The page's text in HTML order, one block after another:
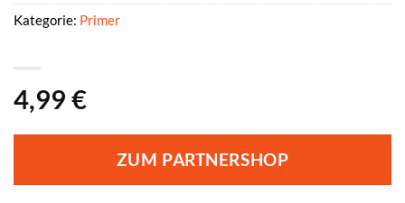
4,99 €
ZUM PARTNERSHOP
Kategorie: Primer